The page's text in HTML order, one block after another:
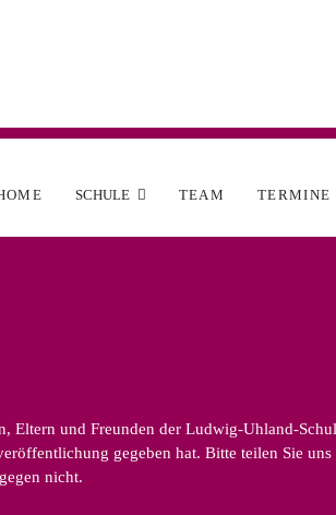
SCHULE TEAM TERMINE
Eltern und Freunden der Ludwig-Uhland-
gegeben hat. Bitte teilen Sie
nicht.